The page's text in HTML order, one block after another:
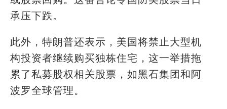
承压下跌。
此外，特朗普还表示，美国将禁止大型机
构投资者继续购买独栋住宅，这一举措拖
累了私募股权相关股票，如黑石集团和阿
波罗全球管理。